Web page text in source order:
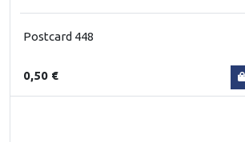
Postcard 448
0,50 €